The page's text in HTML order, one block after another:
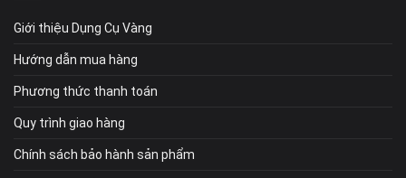
Giới thiệu Dụng Cụ Vàng
Hướng dẫn mua hàng
Phương thức thanh toán
Quy trình giao hàng
Chính sách bảo hành sản phẩm